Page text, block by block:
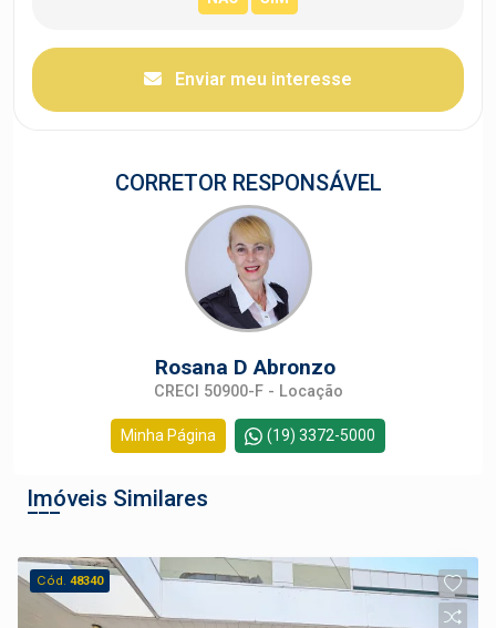
Enviar meu interesse
CORRETOR RESPONSÁVEL
Rosana D Abronzo
CRECI 50900-F - Locação
Minha Página (19) 3372-5000
Imóveis Similares
Cód.48340